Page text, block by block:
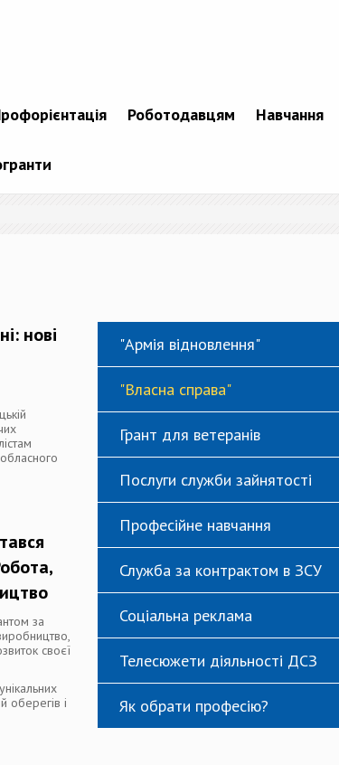
Роботодавцям Навчання
нові
за
своєї
оберегів і
"Армія відновлення"
"Власна справа"
Грант для ветеранів
Послуги служби зайнятості
Професійне навчання
Служба за контрактом в ЗСУ
Соціальна реклама
Телесюжети діяльності ДСЗ
Як обрати професію?